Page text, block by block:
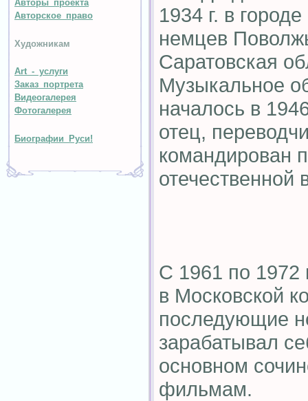
Авторы проекта
Авторское право
Художникам
Art - услуги
Заказ портрета
Видеогалерея
Фотогалерея
Биографии Руси!
1934 г. в
немцев
Саратовская
Музыкальное
началось в
отец,
командирован
отечественной
С 1961 по 1972
в Московской
последующие
зарабатывал
основном
фильмам.